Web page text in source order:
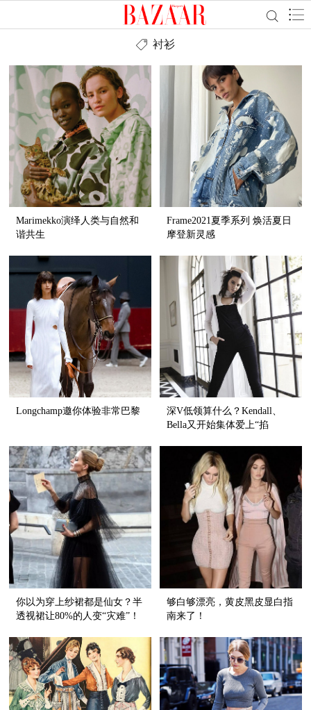
衬衫
Marimekko演绎人类与自然和
谐共生
Frame2021夏季系列 焕活夏日
摩登新灵感
Longchamp邀你体验非常巴黎
深V低领算什么？Kendall、
Bella又开始集体爱上“掐
你以为穿上纱裙都是仙女？半
透视裙让80%的人变“灾难”！
够白够漂亮，黄皮黑皮显白指
南来了！